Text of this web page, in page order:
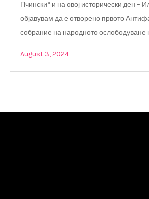
Пчински“ и на овој исторически ден –
објавувам да е отворено првото
собрание на народното ослободуване
August 3, 2024